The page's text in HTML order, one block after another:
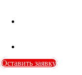
Оставить заявку